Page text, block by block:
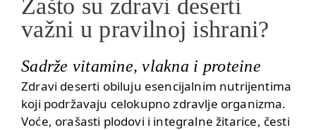
Zašto su zdravi deserti
važni u pravilnoj ishrani?
Sadrže vitamine, vlakna i proteine
Zdravi deserti obiluju esencijalnim nutrijentima
koji podržavaju celokupno zdravlje organizma.
Voće, orašasti plodovi i integralne žitarice, česti